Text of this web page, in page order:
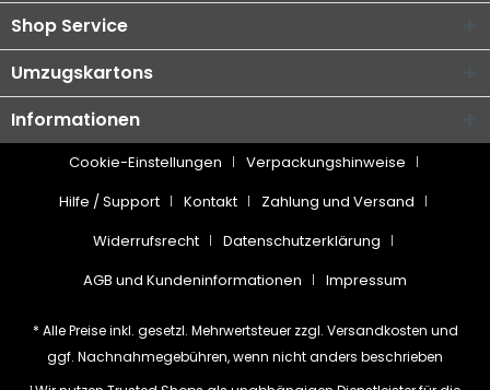
Shop Service
Umzugskartons
Informationen
Cookie-Einstellungen
Verpackungshinweise
Hilfe / Support
Kontakt
Zahlung und Versand
Widerrufsrecht
Datenschutzerklärung
AGB und Kundeninformationen
Impressum
* Alle Preise inkl. gesetzl. Mehrwertsteuer zzgl. Versandkosten und
ggf. Nachnahmegebühren, wenn nicht anders beschrieben